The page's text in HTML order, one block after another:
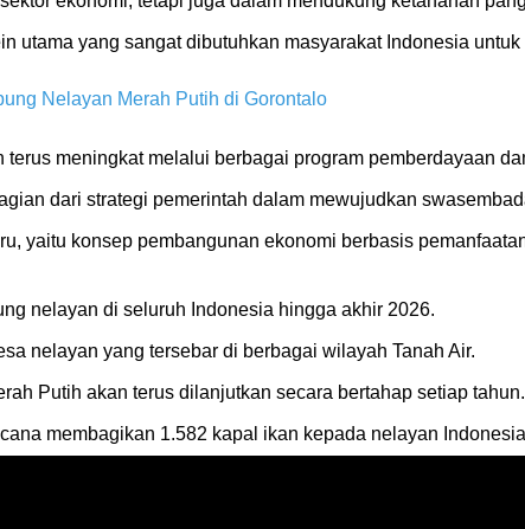
utama yang sangat dibutuhkan masyarakat Indonesia
Nelayan Merah Putih di Gorontalo
meningkat melalui berbagai program pemberdayaan
dari strategi pemerintah dalam mewujudkan
yaitu konsep pembangunan ekonomi berbasis
nelayan di seluruh Indonesia hingga akhir 2026.
nelayan yang tersebar di berbagai wilayah Tanah Air.
Putih akan terus dilanjutkan secara bertahap setiap tahun.
membagikan 1.582 kapal ikan kepada nelayan